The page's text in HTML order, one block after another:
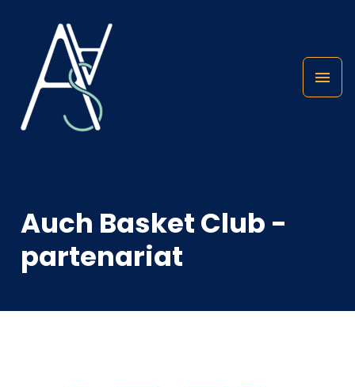
Auch Basket Club -
partenariat